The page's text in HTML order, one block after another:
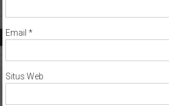
Email *
Situs Web